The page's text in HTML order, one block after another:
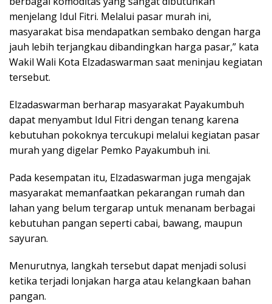
menjelang Idul Fitri. Melalui pasar murah ini,
masyarakat bisa mendapatkan sembako dengan harga
jauh lebih terjangkau dibandingkan harga pasar,” kata
Wakil Wali Kota Elzadaswarman saat meninjau kegiatan
tersebut.
Elzadaswarman berharap masyarakat Payakumbuh
dapat menyambut Idul Fitri dengan tenang karena
kebutuhan pokoknya tercukupi melalui kegiatan pasar
murah yang digelar Pemko Payakumbuh ini.
Pada kesempatan itu, Elzadaswarman juga mengajak
masyarakat memanfaatkan pekarangan rumah dan
lahan yang belum tergarap untuk menanam berbagai
kebutuhan pangan seperti cabai, bawang, maupun
sayuran.
Menurutnya, langkah tersebut dapat menjadi solusi
ketika terjadi lonjakan harga atau kelangkaan bahan
pangan.